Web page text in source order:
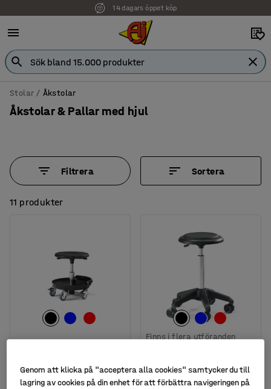
Faktura för företag
Stolar Åkstolar
Åkstolar & Pallar med hjul
Filtrera Sortera
11 produkter
Art. nr 210603
Finns i flera utföranden
Art. nr :210684
Genom att klicka på "acceptera alla cookies" samtycker du till
lagring av cookies på din enhet för att förbättra navigeringen på